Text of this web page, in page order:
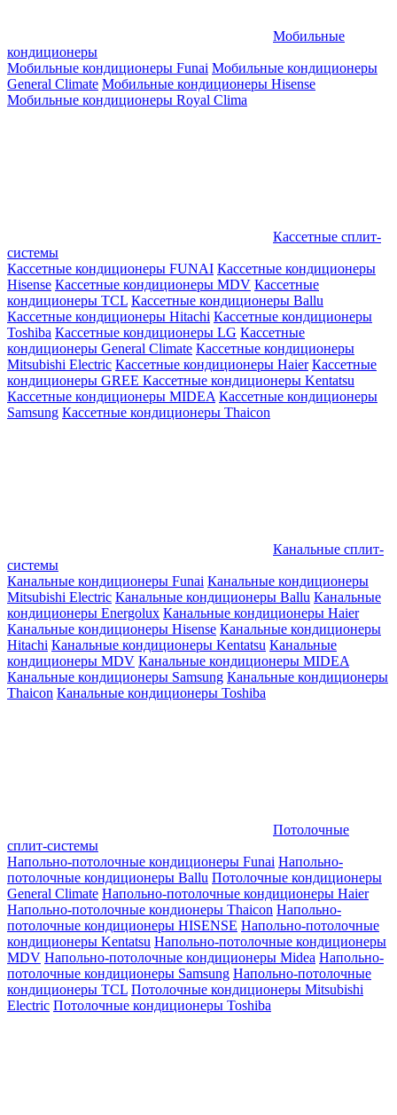
Мобильные
кондиционеры
Мобильные кондиционеры Funai Мобильные кондиционеры
General Climate Мобильные кондиционеры Hisense
Мобильные кондиционеры Royal Clima
Кассетные сплит-
системы
Кассетные кондиционеры FUNAI Кассетные кондиционеры
Hisense Кассетные кондиционеры MDV Кассетные
кондиционеры TCL Кассетные кондиционеры Ballu
Кассетные кондиционеры Hitachi Кассетные кондиционеры
Toshiba Кассетные кондиционеры LG Кассетные
кондиционеры General Climate Кассетные кондиционеры
Mitsubishi Electric Кассетные кондиционеры Haier Кассетные
кондиционеры GREE Кассетные кондиционеры Kentatsu
Кассетные кондиционеры MIDEA Кассетные кондиционеры
Samsung Кассетные кондиционеры Thaicon
Канальные сплит-
системы
Канальные кондиционеры Funai Канальные кондиционеры
Mitsubishi Electric Канальные кондиционеры Ballu Канальные
кондиционеры Energolux Канальные кондиционеры Haier
Канальные кондиционеры Hisense Канальные кондиционеры
Hitachi Канальные кондиционеры Kentatsu Канальные
кондиционеры MDV Канальные кондиционеры MIDEA
Канальные кондиционеры Samsung Канальные кондиционеры
Thaicon Канальные кондиционеры Toshiba
Потолочные
сплит-системы
Напольно-потолочные кондиционеры Funai Напольно-
потолочные кондиционеры Ballu Потолочные кондиционеры
General Climate Напольно-потолочные кондиционеры Haier
Напольно-потолочные кондионеры Thaicon Напольно-
потолочные кондиционеры HISENSE Напольно-потолочные
кондиционеры Kentatsu Напольно-потолочные кондиционеры
MDV Напольно-потолочные кондиционеры Midea Напольно-
потолочные кондиционеры Samsung Напольно-потолочные
кондиционеры TCL Потолочные кондиционеры Mitsubishi
Electric Потолочные кондиционеры Toshiba